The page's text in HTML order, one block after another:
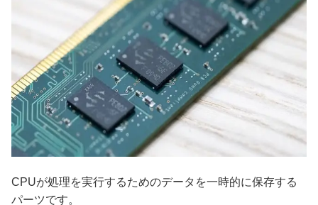
CPUが処理を実行するためのデータを一時的に保存する
パーツです。